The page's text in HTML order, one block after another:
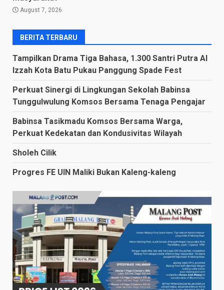
August 7, 2026
BERITA TERBARU
Tampilkan Drama Tiga Bahasa, 1.300 Santri Putra Al
Izzah Kota Batu Pukau Panggung Spade Fest
Perkuat Sinergi di Lingkungan Sekolah Babinsa
Tunggulwulung Komsos Bersama Tenaga Pengajar
Babinsa Tasikmadu Komsos Bersama Warga,
Perkuat Kedekatan dan Kondusivitas Wilayah
Sholeh Cilik
Progres FE UIN Maliki Bukan Kaleng-kaleng